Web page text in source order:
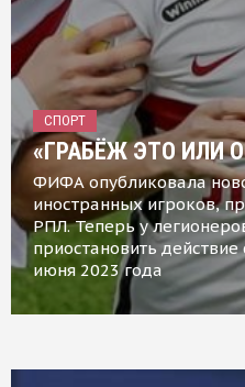
СПОРТ
«ГРАБЁЖ ЭТО ИЛИ
ФИФА опубликовала
иностранных игроков,
РПЛ. Теперь у
приостановить
июня 2023 года